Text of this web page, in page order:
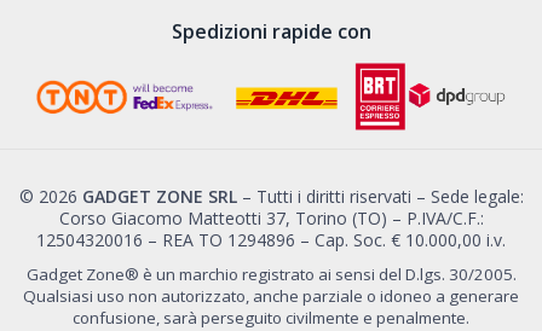
Spedizioni rapide con
© 2026 GADGET ZONE SRL– Tutti i diritti riservati – Sede legale:
Corso Giacomo Matteotti 37, Torino (TO) – P.IVA/C.F.:
12504320016 – REA TO 1294896 – Cap. Soc. € 10.000,00 i.v.
Gadget Zone® è un marchio registrato ai sensi del D.lgs. 30/2005.
Qualsiasi uso non autorizzato, anche parziale o idoneo a generare
confusione, sarà perseguito civilmente e penalmente.